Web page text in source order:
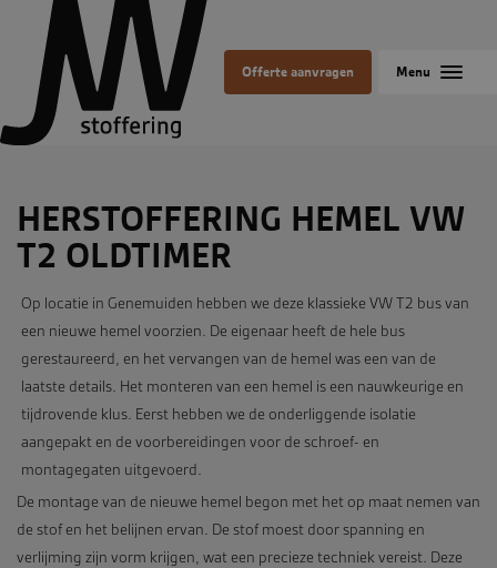
Offerte aanvragen
HERSTOFFERING HEMEL VW
T2 OLDTIMER
Op locatie in Genemuiden hebben we deze klassieke VW T2 bus van
een nieuwe hemel voorzien. De eigenaar heeft de hele bus
gerestaureerd, en het vervangen van de hemel was een van de
laatste details. Het monteren van een hemel is een nauwkeurige en
tijdrovende klus. Eerst hebben we de onderliggende isolatie
aangepakt en de voorbereidingen voor de schroef- en
montagegaten uitgevoerd.
De montage van de nieuwe hemel begon met het op maat nemen van
de stof en het belijnen ervan. De stof moest door spanning en
verlijming zijn vorm krijgen, wat een precieze techniek vereist. Deze